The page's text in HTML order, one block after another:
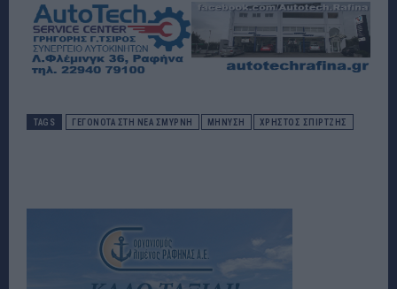
TAGS ΓΕΓΟΝΟΤΑ ΣΤΗ ΝΕΑ ΣΜΥΡΝΗ ΜΉΝΥΣΗ ΧΡΗΣΤΟΣ ΣΠΙΡΤΖΗΣ